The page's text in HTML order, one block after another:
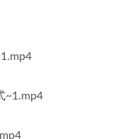
~1.mp4